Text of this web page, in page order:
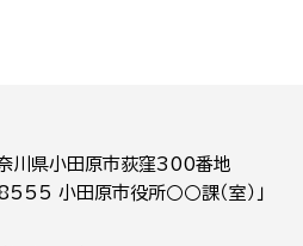
県小田原市荻窪300番地
小田原市役所○○課（室）」